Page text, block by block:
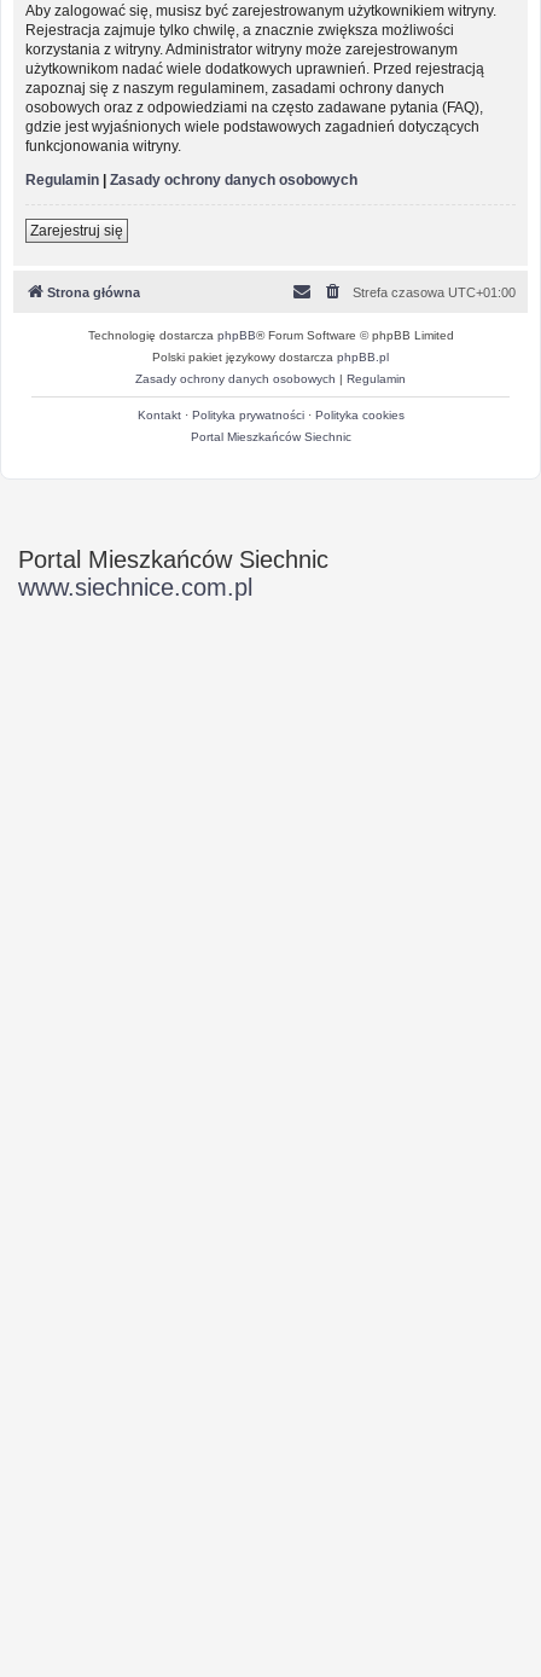
Aby zalogować się, musisz być zarejestrowanym użytkownikiem witryny.
Rejestracja zajmuje tylko chwilę, a znacznie zwiększa możliwości
korzystania z witryny. Administrator witryny może zarejestrowanym
użytkownikom nadać wiele dodatkowych uprawnień. Przed rejestracją
zapoznaj się z naszym regulaminem, zasadami ochrony danych
osobowych oraz z odpowiedziami na często zadawane pytania (FAQ),
gdzie jest wyjaśnionych wiele podstawowych zagadnień dotyczących
funkcjonowania witryny.
Regulamin | Zasady ochrony danych osobowych
Zarejestruj się
Strona główna Strefa czasowa UTC+01:00
Technologię dostarcza phpBB® Forum Software © phpBB Limited
Polski pakiet językowy dostarcza phpBB.pl
Zasady ochrony danych osobowych | Regulamin
Kontakt· Polityka prywatności· Polityka cookies
Portal Mieszkańców Siechnic
Portal Mieszkańców Siechnic
www.siechnice.com.pl